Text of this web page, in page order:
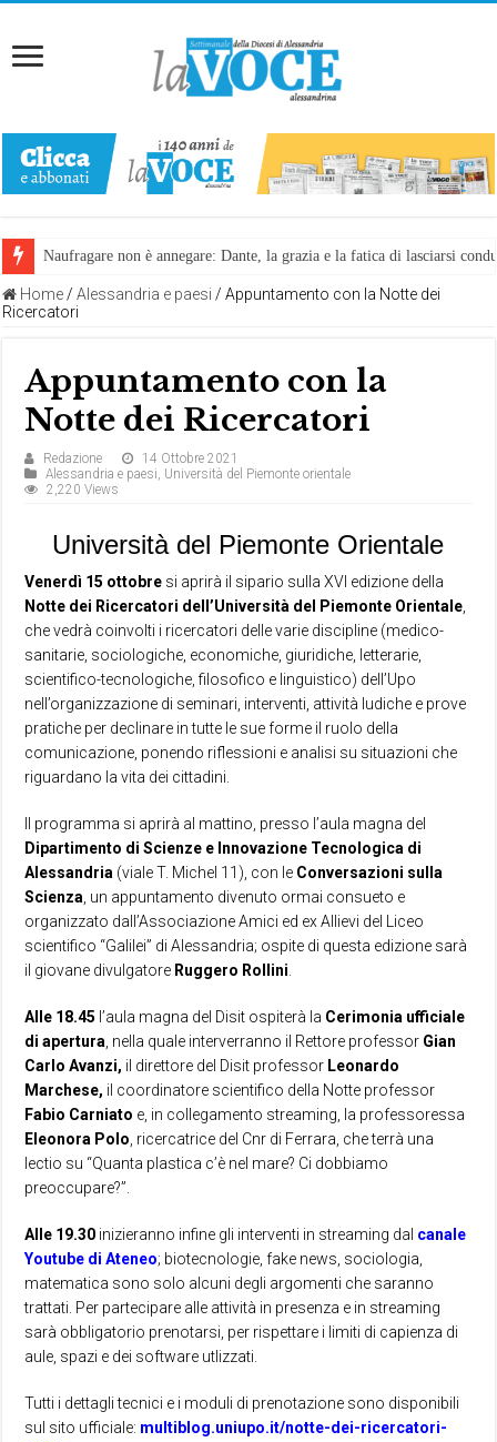
Naufragare non è annegare: Dante, la grazia e la fatica di lasciarsi
Home / Alessandria e paesi / Appuntamento con la Notte dei
Ricercatori
Appuntamento con la
Notte dei Ricercatori
Redazione
14 Ottobre 2021
Alessandria e paesi, Università del Piemonte orientale
2,220 Views
Università del Piemonte Orientale
Venerdì 15 ottobre si aprirà il sipario sulla XVI edizione della
Notte dei Ricercatori dell’Università del Piemonte Orientale
che vedrà coinvolti i ricercatori delle varie discipline (medico-
sanitarie, sociologiche, economiche, giuridiche, letterarie,
scientifico-tecnologiche, filosofico e linguistico) dell’Upo
nell’organizzazione di seminari, interventi, attività ludiche e prove
pratiche per declinare in tutte le sue forme il ruolo della
comunicazione, ponendo riflessioni e analisi su situazioni che
riguardano la vita dei cittadini.
Il programma si aprirà al mattino, presso l’aula magna del
Dipartimento di Scienze e Innovazione Tecnologica di
Alessandria (viale T. Michel 11), con le Conversazioni sulla
Scienza , un appuntamento divenuto ormai consueto e
organizzato dall’Associazione Amici ed ex Allievi del Liceo
scientifico “Galilei” di Alessandria; ospite di questa edizione sarà
il giovane divulgatore Ruggero Rollini
Alle 18.45 l’aula magna del Disit ospiterà la Cerimonia ufficiale
di apertura , nella quale interverranno il Rettore professor Gian
Carlo Avanzi, il direttore del Disit professor Leonardo
Marchese, il coordinatore scientifico della Notte professor
Fabio Carniato e, in collegamento streaming, la professoressa
Eleonora Polo , ricercatrice del Cnr di Ferrara, che terrà una
lectio su “Quanta plastica c’è nel mare? Ci dobbiamo
preoccupare?”.
Alle 19.30 inizieranno infine gli interventi in streaming dal canale
Youtube di Ateneo; biotecnologie, fake news, sociologia,
matematica sono solo alcuni degli argomenti che saranno
trattati. Per partecipare alle attività in presenza e in streaming
sarà obbligatorio prenotarsi, per rispettare i limiti di capienza di
aule, spazi e dei software utlizzati.
Tutti i dettagli tecnici e i moduli di prenotazione sono disponibili
sul sito ufficiale: multiblog.uniupo.it/notte-dei-ricercatori-